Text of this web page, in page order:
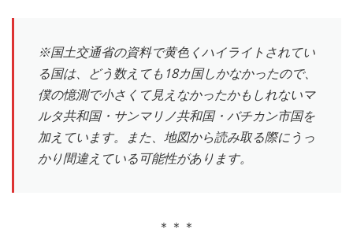
※国土交通省の資料で黄色くハイライトされてい
る国は、どう数えても18カ国しかなかったので、
僕の憶測で小さくて見えなかったかもしれないマ
ルタ共和国・サンマリノ共和国・バチカン市国を
加えています。また、地図から読み取る際にうっ
かり間違えている可能性があります。
＊＊＊